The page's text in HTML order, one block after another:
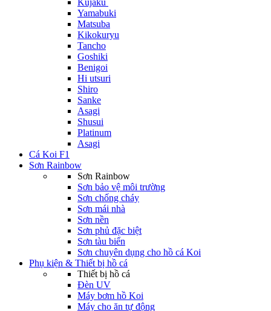
Yamabuki
Matsuba
Kikokuryu
Tancho
Goshiki
Benigoi
Hi utsuri
Shiro
Sanke
Asagi
Shusui
Platinum
Asagi
Cá Koi F1
Sơn Rainbow
Sơn Rainbow
Sơn bảo vệ môi trường
Sơn chống cháy
Sơn mái nhà
Sơn nền
Sơn phủ đặc biệt
Sơn tàu biển
Sơn chuyên dụng cho hồ cá Koi
Phụ kiện & Thiết bị hồ cá
Thiết bị hồ cá
Đèn UV
Máy bơm hồ Koi
Máy cho ăn tự động